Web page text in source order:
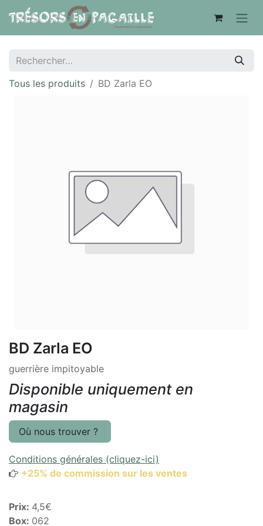
Tous les produits BD Zarla EO
BD Zarla EO
guerrière impitoyable
Disponible uniquement en
magasin
Où nous trouver ?
Conditions générales (cliquez-ici)
+25% de commission sur les ventes
Prix: 4,5€
Box: 062